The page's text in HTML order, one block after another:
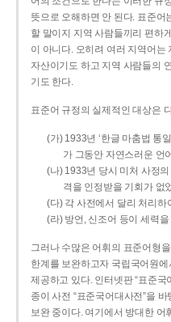
뜻으로 오해하면 안 된다. 표준어
할 말이지 지역 사람들끼리 편하
이 아니다. 오히려 여러 지역어
자산이기도 하고 지역 사람들의
기도 한다.
표준어 규정의 실제적인 대상은
(가) 1933년 ‘한글 마춤법 통
가 그동안 자연스러운 언
(나) 1933년 당시 미처 사정
격을 인정받을 기회가 없
(다) 각 사전에서 달리 처리하
(라) 방언, 신조어 등이 세력
그러나 수많은 어휘의 표준어형
한계를 보완하고자 국립국어원
제공하고 있다. 인터넷판 “표준
종이 사전 “표준국어대사전”을
보완 중이다. 여기에서 방대한 어